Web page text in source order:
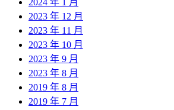
2024 年 1 月
2023 年 12 月
2023 年 11 月
2023 年 10 月
2023 年 9 月
2023 年 8 月
2019 年 8 月
2019 年 7 月